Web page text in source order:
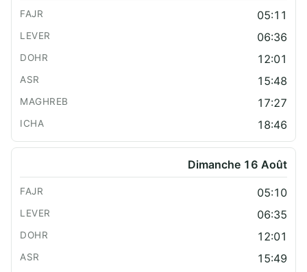
05:11
06:36
12:01
15:48
17:27
18:46
Dimanche 16 Août
05:10
06:35
12:01
15:49